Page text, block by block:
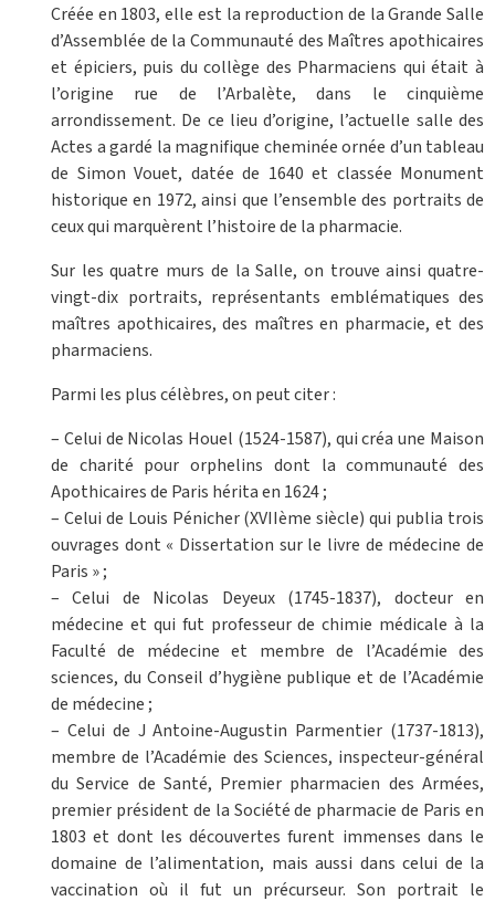
Créée en 1803, elle est la reproduction de la Grande Salle
d’Assemblée de la Communauté des Maîtres apothicaires
et épiciers, puis du collège des Pharmaciens qui était à
l’origine rue de l’Arbalète, dans le cinquième
arrondissement. De ce lieu d’origine, l’actuelle salle des
Actes a gardé la magnifique cheminée ornée d’un tableau
de Simon Vouet, datée de 1640 et classée Monument
historique en 1972, ainsi que l’ensemble des portraits de
ceux qui marquèrent l’histoire de la pharmacie.
Sur les quatre murs de la Salle, on trouve ainsi quatre-
vingt-dix portraits, représentants emblématiques des
maîtres apothicaires, des maîtres en pharmacie, et des
pharmaciens.
Parmi les plus célèbres, on peut citer :
– Celui de Nicolas Houel (1524-1587), qui créa une Maison
de charité pour orphelins dont la communauté des
Apothicaires de Paris hérita en 1624 ;
– Celui de Louis Pénicher (XVIIème siècle) qui publia trois
ouvrages dont « Dissertation sur le livre de médecine de
Paris » ;
– Celui de Nicolas Deyeux (1745-1837), docteur en
médecine et qui fut professeur de chimie médicale à la
Faculté de médecine et membre de l’Académie des
sciences, du Conseil d’hygiène publique et de l’Académie
de médecine ;
– Celui de J Antoine-Augustin Parmentier (1737-1813),
membre de l’Académie des Sciences, inspecteur-général
du Service de Santé, Premier pharmacien des Armées,
premier président de la Société de pharmacie de Paris en
1803 et dont les découvertes furent immenses dans le
domaine de l’alimentation, mais aussi dans celui de la
vaccination où il fut un précurseur. Son portrait le